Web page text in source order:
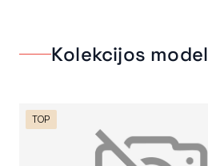
Kolekcijos
TOP